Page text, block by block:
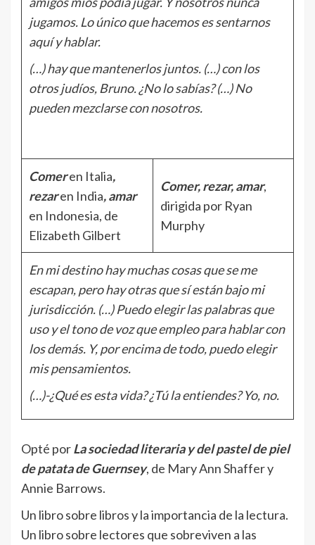
jugamos. Lo único que hacemos es sentarnos
aquí y hablar.
(…) hay que mantenerlos juntos. (…) con los
otros judíos, Bruno. ¿No lo sabías? (…) No
pueden mezclarse con nosotros.
Comeren Italia,
rezaren India, amar
en Indonesia, de
Elizabeth Gilbert
Comer, rezar, amar,
dirigida por Ryan
Murphy
En mi destino hay muchas cosas que se me
escapan, pero hay otras que sí están bajo mi
jurisdicción. (…) Puedo elegir las palabras que
uso y el tono de voz que empleo para hablar con
los demás. Y, por encima de todo, puedo elegir
mis pensamientos.
(…)-¿Qué es esta vida? ¿Tú la entiendes? Yo, no.
Opté porLa sociedad literaria y del pastel de piel
de patata de Guernsey, de Mary Ann Shaffer y
Annie Barrows.
Un libro sobre libros y la importancia de la lectura.
Un libro sobre lectores que sobreviven a las